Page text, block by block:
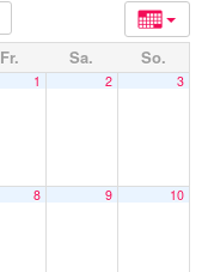
Fr. Sa. So.
1 2 3
8 9 10